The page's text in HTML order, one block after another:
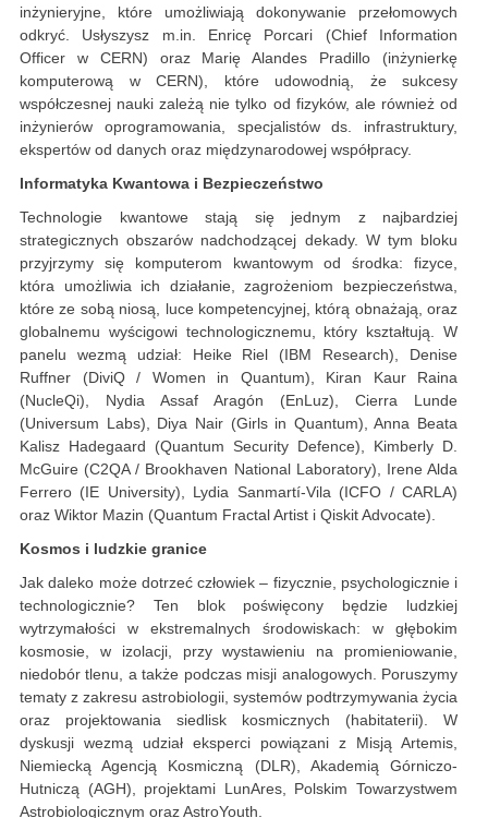
inżynieryjne, które umożliwiają dokonywanie przełomowych
odkryć. Usłyszysz m.in. Enricę Porcari (Chief Information
Officer w CERN) oraz Marię Alandes Pradillo (inżynierkę
komputerową w CERN), które udowodnią, że sukcesy
współczesnej nauki zależą nie tylko od fizyków, ale również od
inżynierów oprogramowania, specjalistów ds. infrastruktury,
ekspertów od danych oraz międzynarodowej współpracy.
Informatyka Kwantowa i Bezpieczeństwo
Technologie kwantowe stają się jednym z najbardziej
strategicznych obszarów nadchodzącej dekady. W tym bloku
przyjrzymy się komputerom kwantowym od środka: fizyce,
która umożliwia ich działanie, zagrożeniom bezpieczeństwa,
które ze sobą niosą, luce kompetencyjnej, którą obnażają, oraz
globalnemu wyścigowi technologicznemu, który kształtują. W
panelu wezmą udział: Heike Riel (IBM Research), Denise
Ruffner (DiviQ / Women in Quantum), Kiran Kaur Raina
(NucleQi), Nydia Assaf Aragón (EnLuz), Cierra Lunde
(Universum Labs), Diya Nair (Girls in Quantum), Anna Beata
Kalisz Hadegaard (Quantum Security Defence), Kimberly D.
McGuire (C2QA / Brookhaven National Laboratory), Irene Alda
Ferrero (IE University), Lydia Sanmartí-Vila (ICFO / CARLA)
oraz Wiktor Mazin (Quantum Fractal Artist i Qiskit Advocate).
Kosmos i ludzkie granice
Jak daleko może dotrzeć człowiek – fizycznie, psychologicznie i
technologicznie? Ten blok poświęcony będzie ludzkiej
wytrzymałości w ekstremalnych środowiskach: w głębokim
kosmosie, w izolacji, przy wystawieniu na promieniowanie,
niedobór tlenu, a także podczas misji analogowych. Poruszymy
tematy z zakresu astrobiologii, systemów podtrzymywania życia
oraz projektowania siedlisk kosmicznych (habitaterii). W
dyskusji wezmą udział eksperci powiązani z Misją Artemis,
Niemiecką Agencją Kosmiczną (DLR), Akademią Górniczo-
Hutniczą (AGH), projektami LunAres, Polskim Towarzystwem
Astrobiologicznym oraz AstroYouth.